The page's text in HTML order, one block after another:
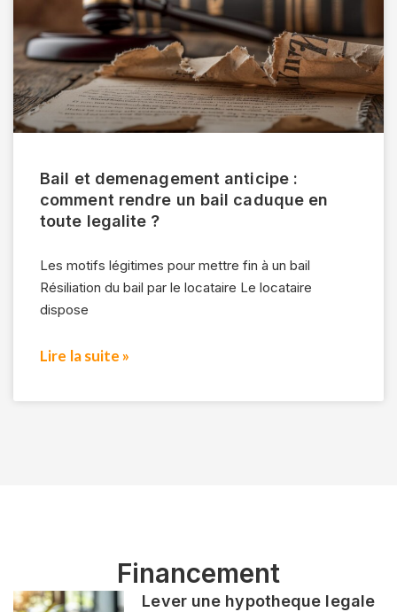
Bail et demenagement anticipe :
comment rendre un bail caduque en
toute legalite ?
Les motifs légitimes pour mettre fin à un bail
Résiliation du bail par le locataire Le locataire
dispose
Lire la suite »
Financement
Lever une hypotheque legale